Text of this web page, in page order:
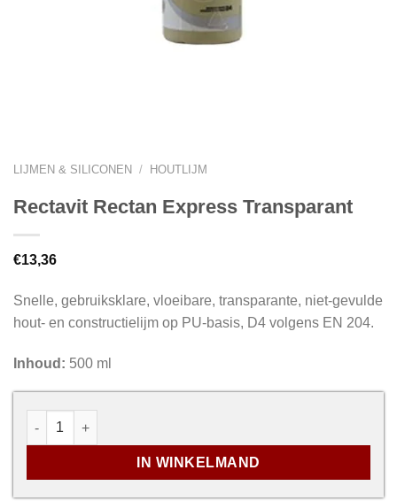
LIJMEN & SILICONEN / HOUTLIJM
Rectavit Rectan Express Transparant
€13,36
Snelle, gebruiksklare, vloeibare, transparante, niet-gevulde
hout- en constructielijm op PU-basis, D4 volgens EN 204.
Inhoud: 500 ml
Rectavit Rectan Express Transparant aantal
IN WINKELMAND